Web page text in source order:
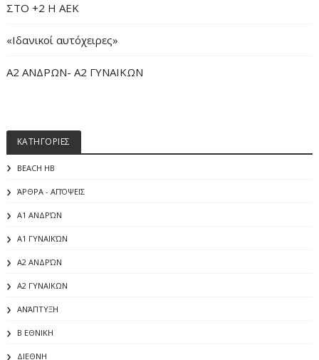
ΣΤΟ +2 Η ΑΕΚ
«Iδανικοί αυτόχειρες»
Α2 ΑΝΔΡΩΝ- Α2 ΓΥΝΑΙΚΩΝ
ΚΑΤΗΓΟΡΙΕΣ
BEACH HB
ΆΡΘΡΑ - ΑΠΌΨΕΙΣ
Α1 ΑΝΔΡΏΝ
Α1 ΓΥΝΑΙΚΏΝ
Α2 ΑΝΔΡΏΝ
Α2 ΓΥΝΑΙΚΩΝ
ΑΝΆΠΤΥΞΗ
Β ΕΘΝΙΚΗ
ΔΙΕΘΝΗ